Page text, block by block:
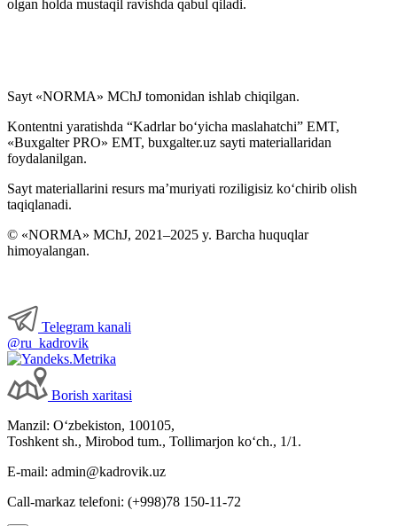
olgan holda mustaqil ravishda qabul qiladi.
Sayt «NORMA» MChJ tomonidan ishlab chiqilgan.
Kontentni yaratishda “Kadrlar boʻyicha maslahatchi” EMT,
«Buxgalter PRO» EMT, buxgalter.uz sayti materiallaridan
foydalanilgan.
Sayt materiallarini resurs ma’muriyati roziligisiz koʻchirib olish
taqiqlanadi.
© «NORMA» MChJ, 2021–2025 y. Barcha huquqlar
himoyalangan.
Telegram kanali
@ru_kadrovik
Borish хaritasi
Manzil: Oʻzbekiston, 100105,
Toshkent sh., Mirobod tum., Tollimarjon koʻch., 1/1.
E-mail: admin@kadrovik.uz
Call-markaz telefoni: (+998)78 150-11-72